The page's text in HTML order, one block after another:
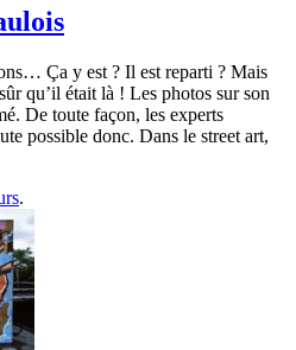
Ça y est ? Il est reparti ? Mais
qu’il était là ! Les photos sur son
De toute façon, les experts
possible donc. Dans le street art,
.